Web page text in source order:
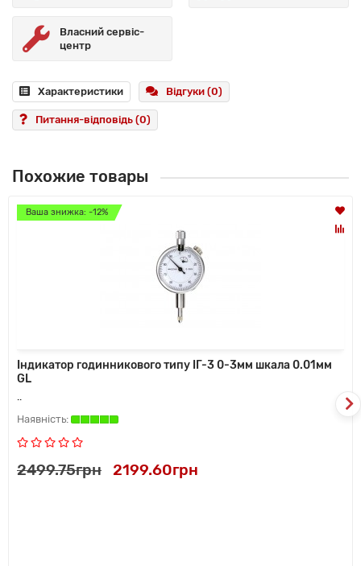
Власний сервіс-
центр
Характеристики Відгуки (0)
Питання-відповідь (0)
Похожие товары
Ваша знижка: -12%
Індикатор годинникового типу ІГ-3 0-3мм шкала 0.01мм
GL
..
2499.75грн 2199.60грн